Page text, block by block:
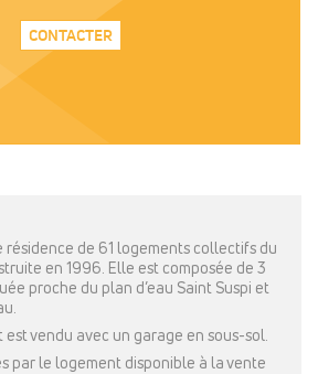
CONTACTER
résidence de 61 logements collectifs du
en 1996. Elle est composée de 3
proche du plan d’eau Saint Suspi et
vendu avec un garage en sous-sol.
par le logement disponible à la vente